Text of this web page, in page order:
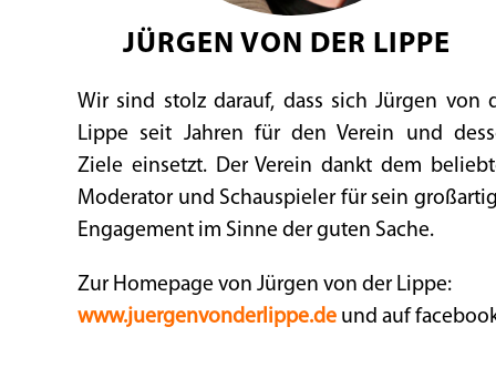
JÜRGEN VON DER LIPPE
Wir sind stolz darauf, dass sich Jürgen von
Lippe seit Jahren für den Verein und
Ziele einsetzt. Der Verein dankt dem
Moderator und Schauspieler für sein
Engagement im Sinne der guten Sache.
Zur Homepage von Jürgen von der Lippe:
www.juergenvonderlippe.de und auf